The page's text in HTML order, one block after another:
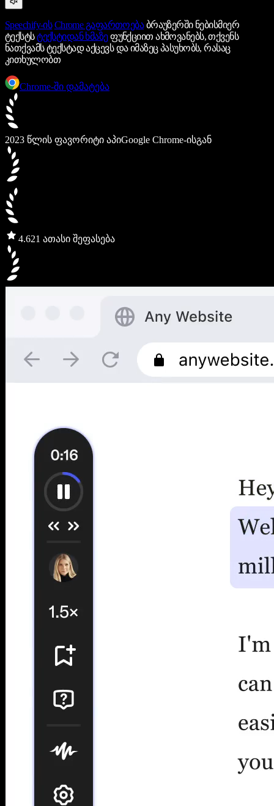
Speechify-ის Chrome გაფართოებაბრაუზერში ნებისმიერ
ტექსტსტექსტიდან ხმაზეფუნქციით ახმოვანებს, თქვენს
ნათქვამს ტექსტად აქცევს და იმაზეც პასუხობს, რასაც
კითხულობთ
Chrome-ში დამატება
2023 წლის ფავორიტი აპიGoogle Chrome-ისგან
4.621 ათასი შეფასება